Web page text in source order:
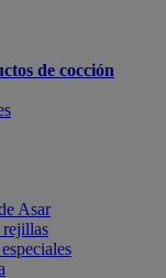
de cocción
Asar
rejillas